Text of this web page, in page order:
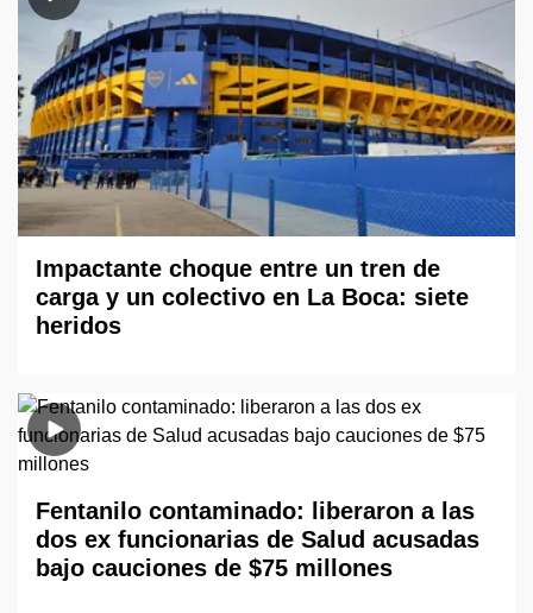
Impactante choque entre un tren de
carga y un colectivo en La Boca: siete
heridos
Fentanilo contaminado: liberaron a las
dos ex funcionarias de Salud acusadas
bajo cauciones de $75 millones